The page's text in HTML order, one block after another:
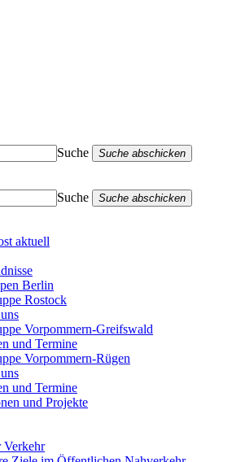
Suche
Suche abschicken
Suche
Suche abschicken
aktuell
Berlin
Rostock
Vorpommern-Greifswald
und Termine
Vorpommern-Rügen
und Termine
und Projekte
Verkehr